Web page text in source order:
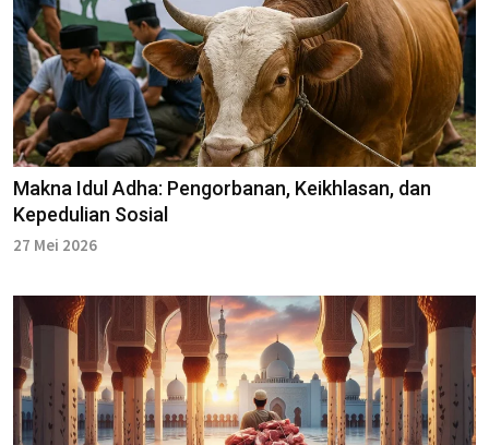
Makna Idul Adha: Pengorbanan, Keikhlasan, dan
Kepedulian Sosial
27 Mei 2026